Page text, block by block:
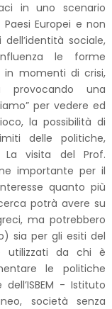
in uno scenario
Europei e non
dell’identità sociale,
le forme
in momenti di crisi,
una
per vedere ed
la possibilità di
delle politiche,
visita del Prof.
importante per il
quanto più
potrà avere su
ma potrebbero
sia per gli esiti del
utilizzati da chi è
le politiche
- Istituto
società senza